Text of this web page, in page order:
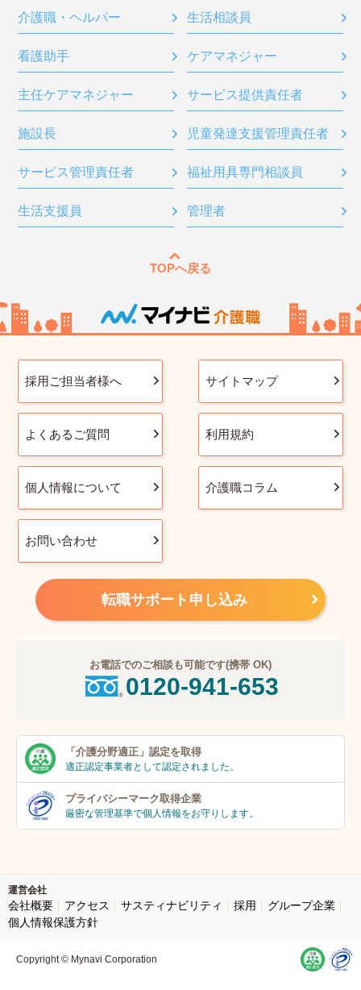
介護職・ヘルパー 生活相談員
看護助手 ケアマネジャー
主任ケアマネジャー サービス提供責任者
施設長 児童発達支援管理責任者
サービス管理責任者 福祉用具専門相談員
生活支援員 管理者
TOPへ戻る
採用ご担当者様へ サイトマップ
よくあるご質問 利用規約
個人情報について 介護職コラム
お問い合わせ
転職サポート申し込み
お電話でのご相談も可能です(携帯 OK)
0120-941-653
「介護分野適正」 認定を取得
適正認定事業者として認定されました。
プライバシーマーク取得企業
厳密な管理基準で個人情報をお守りします。
運営会社
会社概要 アクセス サスティナビリティ 採用
グループ企業
個人情報保護方針
Copyright © Mynavi Corporation